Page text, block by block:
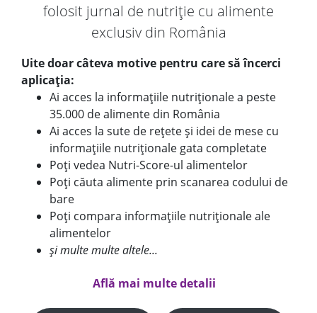
folosit jurnal de nutriție cu alimente
exclusiv din România
Uite doar câteva motive pentru care să încerci
aplicația:
Ai acces la informațiile nutriționale a peste
35.000 de alimente din România
Ai acces la sute de rețete și idei de mese cu
informațiile nutriționale gata completate
Poți vedea Nutri-Score-ul alimentelor
Poți căuta alimente prin scanarea codului de
bare
Poți compara informațiile nutriționale ale
alimentelor
și multe multe altele...
Află mai multe detalii